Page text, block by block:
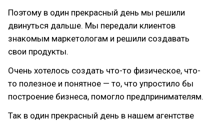
Поэтому в один прекрасный день мы решили
двинуться дальше. Мы передали клиентов
знакомым маркетологам и решили создавать
свои продукты.
Очень хотелось создать что-то физическое, что-
то полезное и понятное — то, что упростило бы
построение бизнеса, помогло предпринимателям.
Так в один прекрасный день в нашем агентстве